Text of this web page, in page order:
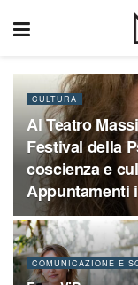
CULTURA
Al Teatro
Festival della
coscienza e
Appuntamenti
COMUNICAZIONE E